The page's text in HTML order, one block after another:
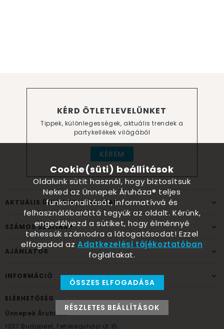
KÉRD ÖTLETLEVELÜNKET
Tippek, különlegességek, aktuális trendek a
partykellékek világából
KÉREM
AKTUÁLIS ÜNNEPEK, ALKALMAK
SZÁMOS SZÜLINAP
AJÁNLATOK
INFORMÁCIÓ
ELÉRHETŐSÉG
Ünnepek Áruháza
1037 Budapest, Fehéregyházi út 15.
Cookie(süti) beállítások
Oldalunk sütit használ, hogy biztosítsuk
Neked az Ünnepek Áruháza® teljes
funkcionalitását, informatívvá és
felhasználóbaráttá tegyük az oldalt. Kérünk,
engedélyezd a sütiket, hogy élménnyé
tehessük számodra a látogatásodat! Ezzel
elfogadod azAdatkezelési tájékoztatóban
foglaltakat.
ÖSSZES ELFOGADÁSA
RÉSZLETES BEÁLLÍTÁSOK